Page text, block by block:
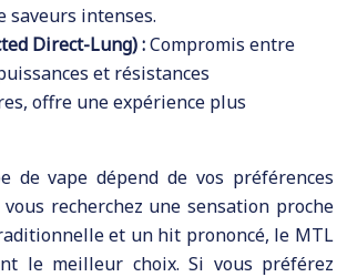
saveurs intenses.
Direct-Lung) :Compromis entre
et résistances
offre une expérience plus
de vape dépend de vos préférences
recherchez une sensation proche
et un hit prononcé, le MTL
le meilleur choix. Si vous préférez